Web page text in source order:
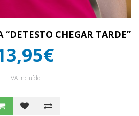
CHEGAR TARDE”
IVA Incluído